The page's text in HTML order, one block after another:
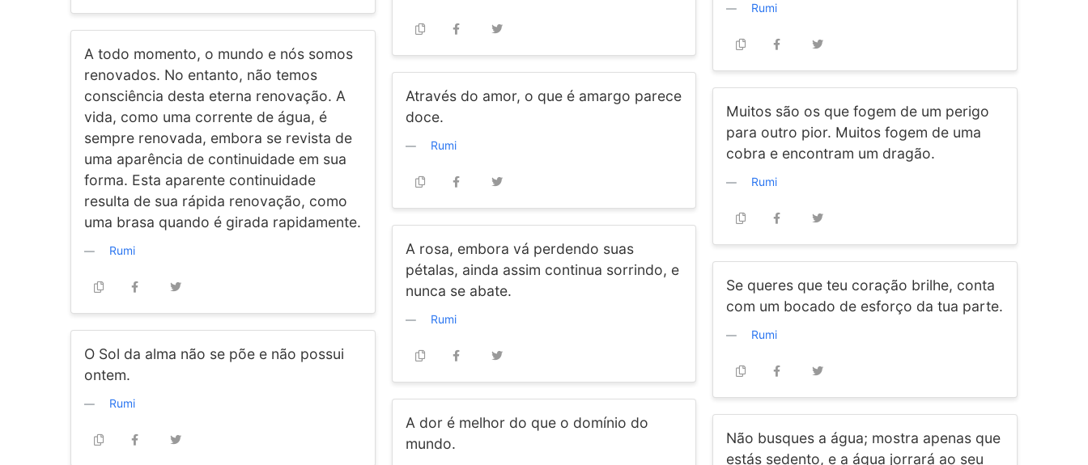
A todo momento, o mundo e nós somos
renovados. No entanto, não temos
consciência desta eterna renovação. A
vida, como uma corrente de água, é
sempre renovada, embora se revista de
uma aparência de continuidade em sua
forma. Esta aparente continuidade
resulta de sua rápida renovação, como
uma brasa quando é girada rapidamente.
Rumi
O Sol da alma não se põe e não possui
ontem.
Rumi
Através do amor, o que é amargo parece
doce.
Rumi
A rosa, embora vá perdendo suas
pétalas, ainda assim continua sorrindo, e
nunca se abate.
Rumi
A dor é melhor do que o domínio do
mundo.
Rumi
Muitos são os que fogem de um perigo
para outro pior. Muitos fogem de uma
cobra e encontram um dragão.
Rumi
Se queres que teu coração brilhe, conta
com um bocado de esforço da tua parte.
Rumi
Não busques a água; mostra apenas que
estás sedento, e a água jorrará ao seu